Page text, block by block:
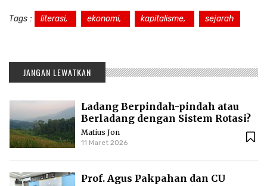
Tags : literasi, ekonomi, kapitalisme, sejarah
JANGAN LEWATKAN
Ladang Berpindah-pindah atau
Berladang dengan Sistem Rotasi?
Matius Jon
11 Maret 2026
Prof. Agus Pakpahan dan CU